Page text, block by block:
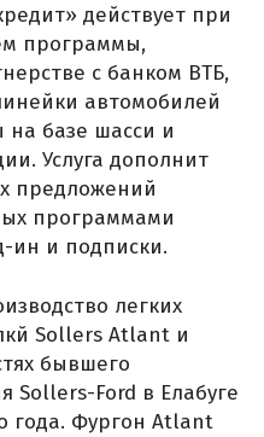
действует при
программы,
с банком ВТБ,
автомобилей
базе шасси и
Услуга дополнит
предложений
программами
ин и подписки.
легких
Sollers Atlant и
бывшего
Sollers-Ford в Елабуге
года. Фургон Atlant